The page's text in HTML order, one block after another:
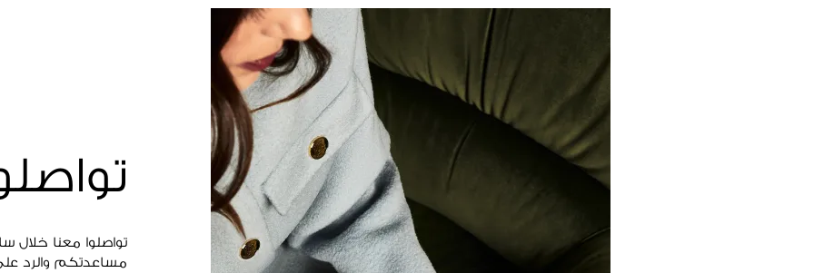
تواصلوا معنا خلال
مساعدتكم والرد